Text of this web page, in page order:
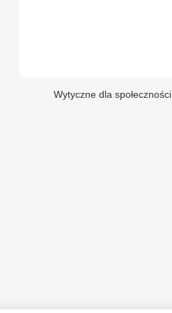
Wytyczne dla społeczności